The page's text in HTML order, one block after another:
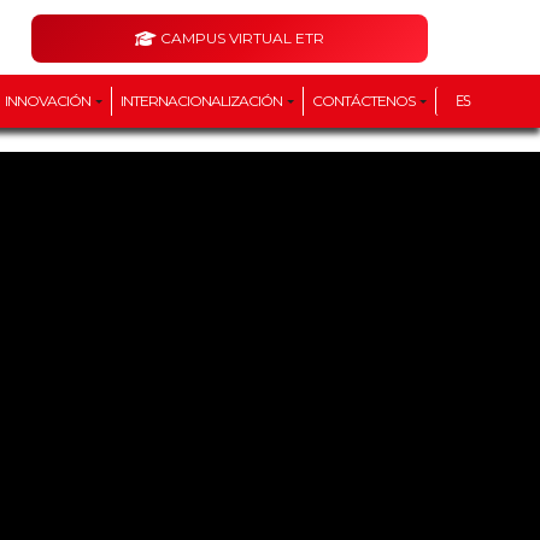
CAMPUS VIRTUAL ETR
INNOVACIÓN INTERNACIONALIZACIÓN CONTÁCTENOS ES